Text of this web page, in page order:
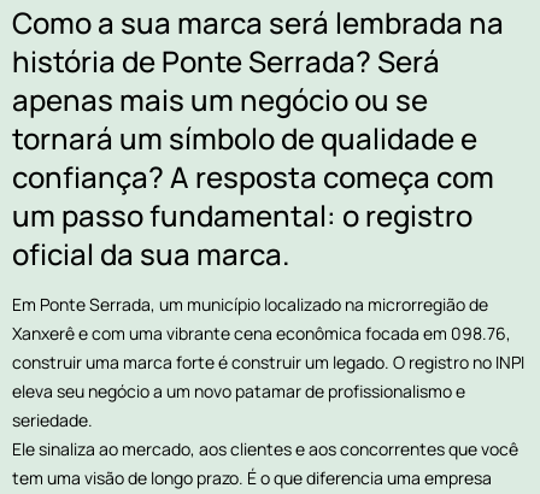
Como a sua marca será lembrada na
história de Ponte Serrada? Será
apenas mais um negócio ou se
tornará um símbolo de qualidade e
confiança? A resposta começa com
um passo fundamental: o registro
oficial da sua marca.
Em Ponte Serrada, um município localizado na microrregião de
Xanxerê e com uma vibrante cena econômica focada em 098.76,
construir uma marca forte é construir um legado. O registro no INPI
eleva seu negócio a um novo patamar de profissionalismo e
seriedade.
Ele sinaliza ao mercado, aos clientes e aos concorrentes que você
tem uma visão de longo prazo. É o que diferencia uma empresa